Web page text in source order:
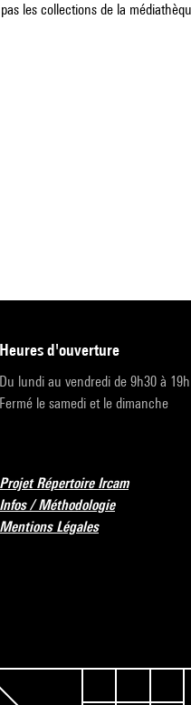
les collections de la
heures d'ouverture
Du lundi au vendredi de 9h30 à 19h
Fermé le samedi et le dimanche
Projet Répertoire Ircam
Infos / Méthodologie
Mentions Légales